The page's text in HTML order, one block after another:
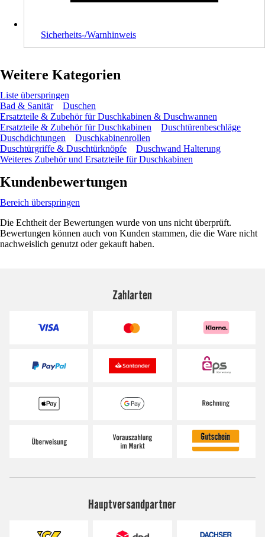
Sicherheits-/Warnhinweis
Weitere Kategorien
Liste überspringen
Bad & Sanitär
Duschen
Ersatzteile & Zubehör für Duschkabinen & Duschwannen
Ersatzteile & Zubehör für Duschkabinen
Duschtürenbeschläge
Duschdichtungen
Duschkabinenrollen
Duschtürgriffe & Duschtürknöpfe
Duschwand Halterung
Weiteres Zubehör und Ersatzteile für Duschkabinen
Kundenbewertungen
Bereich überspringen
Die Echtheit der Bewertungen wurde von uns nicht überprüft.
Bewertungen können auch von Kunden stammen, die die Ware nicht
nachweislich genutzt oder gekauft haben.
Zahlarten
Hauptversandpartner